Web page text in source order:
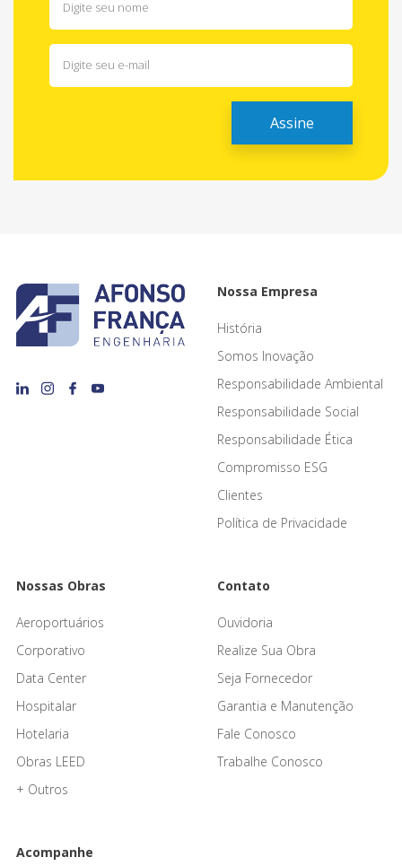
Nossa Empresa
História
Somos Inovação
Responsabilidade Ambiental
Responsabilidade Social
Responsabilidade Ética
Compromisso ESG
Clientes
Política de Privacidade
Nossas Obras
Aeroportuários
Corporativo
Data Center
Hospitalar
Hotelaria
Obras LEED
+ Outros
Contato
Ouvidoria
Realize Sua Obra
Seja Fornecedor
Garantia e Manutenção
Fale Conosco
Trabalhe Conosco
Acompanhe